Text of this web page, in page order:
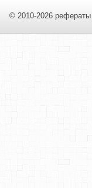
© 2010-2026 рефераты